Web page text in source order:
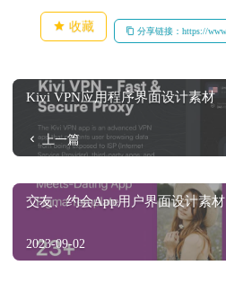
收藏 分享链接：https://
Kivi VPN应用程序界面设计素材
上一篇
交友、约会App用户界面设计素材
2023-09-02